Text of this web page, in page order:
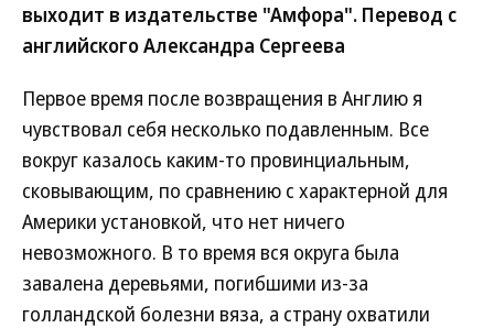
выходит в издательстве "Амфора". Перевод с
английского Александра Сергеева
Первое время после возвращения в Англию я
чувствовал себя несколько подавленным. Все
вокруг казалось каким-то провинциальным,
сковывающим, по сравнению с характерной для
Америки установкой, что нет ничего
невозможного. В то время вся округа была
завалена деревьями, погибшими из-за
голландской болезни вяза, а страну охватили